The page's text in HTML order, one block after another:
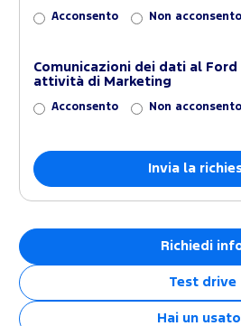
Acconsento Non acconsento
Comunicazioni dei dati al
attività di Marketing
Acconsento Non acconsento
Richiedi
Test drive
Hai un